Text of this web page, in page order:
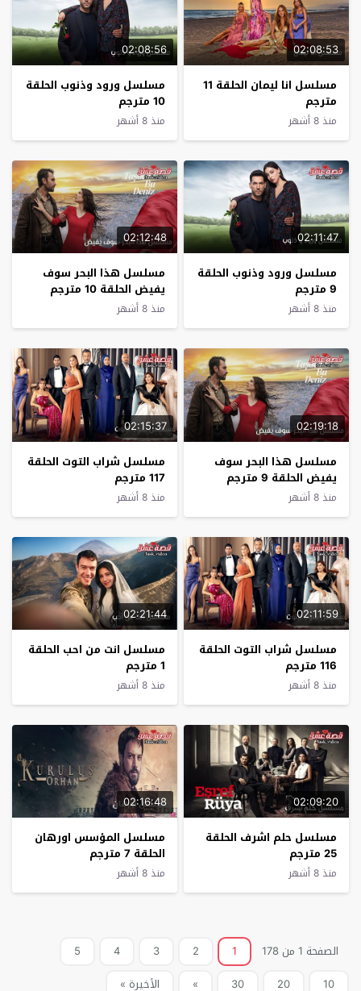
02:08:53
مسلسل انا ليمان الحلقة 11
مترجم
منذ 8 أشهر
02:08:56
مسلسل ورود وذنوب الحلقة
10 مترجم
منذ 8 أشهر
02:11:47
مسلسل ورود وذنوب الحلقة
9 مترجم
منذ 8 أشهر
02:12:48
مسلسل هذا البحر سوف
يفيض الحلقة 10 مترجم
منذ 8 أشهر
02:19:18
مسلسل هذا البحر سوف
يفيض الحلقة 9 مترجم
منذ 8 أشهر
02:15:37
مسلسل شراب التوت الحلقة
117 مترجم
منذ 8 أشهر
02:11:59
مسلسل شراب التوت الحلقة
116 مترجم
منذ 8 أشهر
02:21:44
مسلسل انت من احب الحلقة
1 مترجم
منذ 8 أشهر
02:09:20
مسلسل حلم اشرف الحلقة
25 مترجم
منذ 8 أشهر
02:16:48
مسلسل المؤسس اورهان
الحلقة 7 مترجم
منذ 8 أشهر
الصفحة 1 من 178 1
2
3
4
5
10
20
30
» الأخيرة »